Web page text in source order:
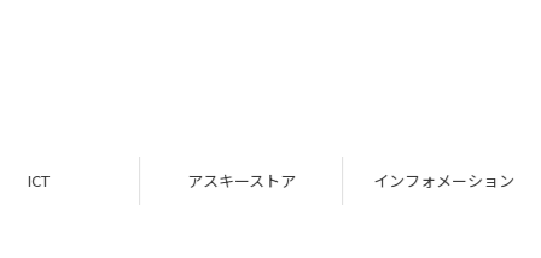
ICT アスキーストア インフォメーション